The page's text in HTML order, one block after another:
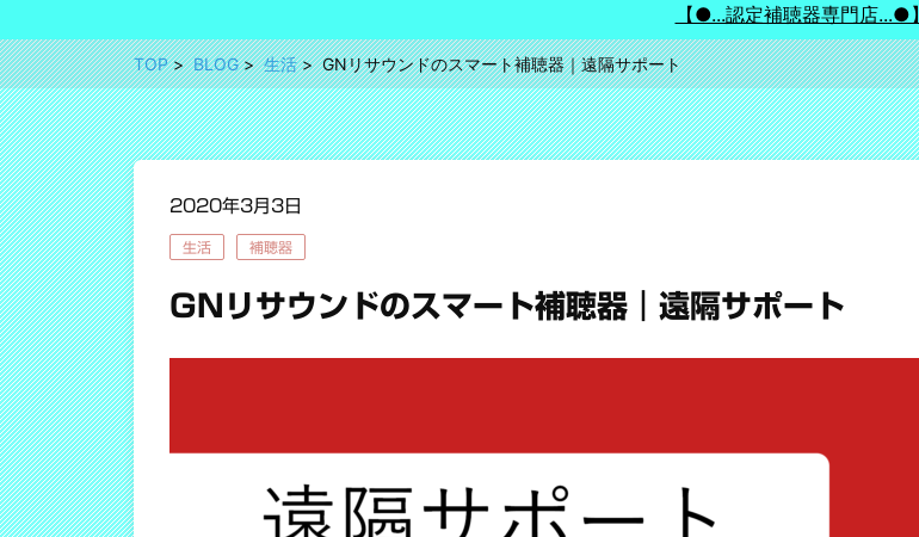
【●...認定補聴器専門店...●】
TOP BLOG 生活 GNリサウンドのスマート補聴器｜遠隔サポート
2020年3月3日
生活 補聴器
GNリサウンドのスマート補聴器｜遠隔サポート